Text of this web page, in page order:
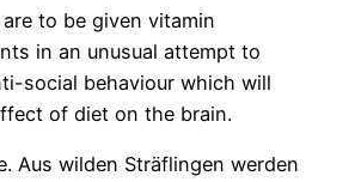
to be given vitamin
in an unusual attempt to
social behaviour which will
of diet on the brain.
Aus wilden Sträflingen werden